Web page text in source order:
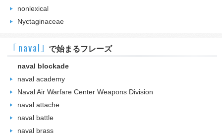
nonlexical
Nyctaginaceae
｢naval｣ で始まるフレーズ
naval blockade
naval academy
Naval Air Warfare Center Weapons Division
naval attache
naval battle
naval brass